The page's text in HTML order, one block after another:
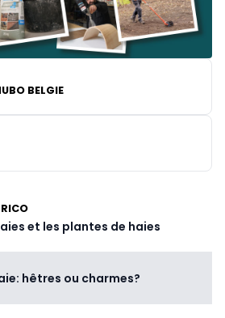
BELGIE
et les plantes de haies
hêtres ou charmes?